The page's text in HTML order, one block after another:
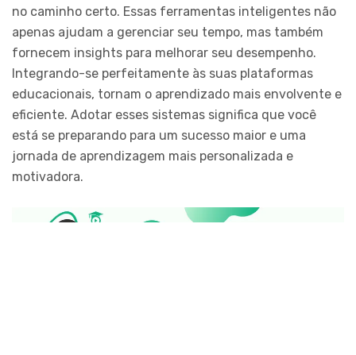
no caminho certo. Essas ferramentas inteligentes não
apenas ajudam a gerenciar seu tempo, mas também
fornecem insights para melhorar seu desempenho.
Integrando-se perfeitamente às suas plataformas
educacionais, tornam o aprendizado mais envolvente e
eficiente. Adotar esses sistemas significa que você
está se preparando para um sucesso maior e uma
jornada de aprendizagem mais personalizada e
motivadora.